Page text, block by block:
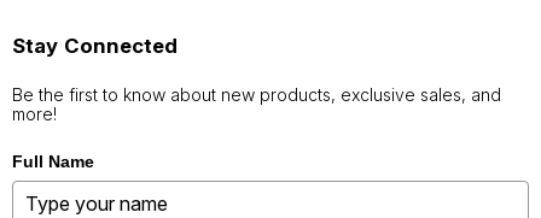
Stay Connected
Be the first to know about new products, exclusive sales, and
more!
Full Name